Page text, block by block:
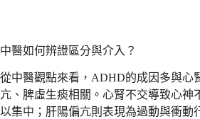
中醫如何辨證區分與介入？
從中醫觀點來看，ADHD的成因多與心
亢、脾虛生痰相關。心腎不交導致心神
以集中；肝陽偏亢則表現為過動與衝動